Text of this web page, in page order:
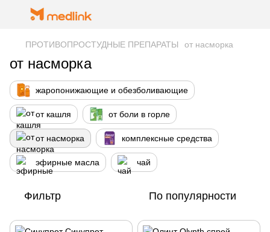
ПРОТИВОПРОСТУДНЫЕ ПРЕПАРАТЫ от насморка
от насморка
жаропонижающие и обезболивающие
от кашля от боли в горле
от насморка комплексные средства
эфирные масла чай
Фильтр По популярности